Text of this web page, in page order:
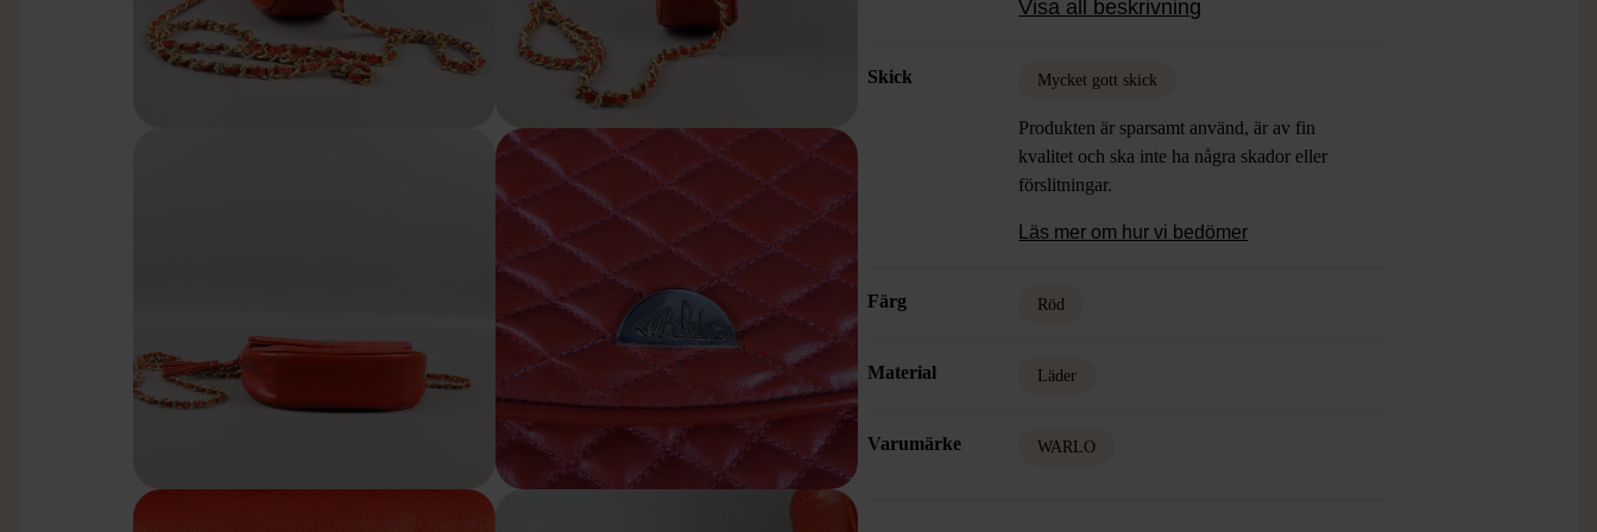
Visa all beskrivning
Skick Mycket gott skick
Produkten är sparsamt använd, är av fin
kvalitet och ska inte ha några skador eller
förslitningar.
Läs mer om hur vi bedömer
Färg Röd
Material Läder
Varumärke WARLO